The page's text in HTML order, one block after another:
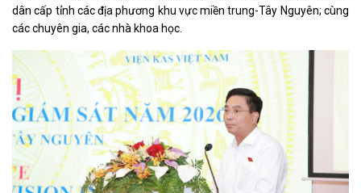
dân cấp tỉnh các địa phương khu vực miền trung-Tây Nguyên; cùng
các chuyên gia, các nhà khoa học.